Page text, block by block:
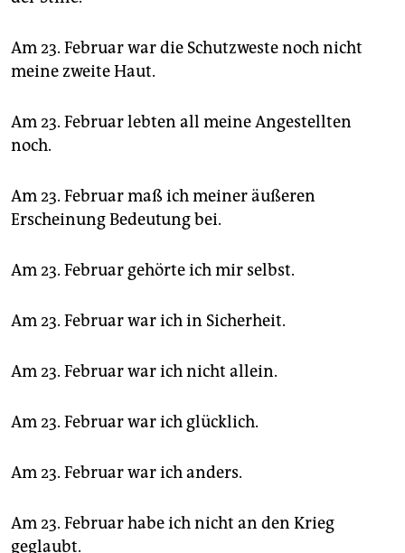
Am 23. Februar war die Schutzweste noch nicht
meine zweite Haut.
Am 23. Februar lebten all meine Angestellten
noch.
Am 23. Februar maß ich meiner äußeren
Erscheinung Bedeutung bei.
Am 23. Februar gehörte ich mir selbst.
Am 23. Februar war ich in Sicherheit.
Am 23. Februar war ich nicht allein.
Am 23. Februar war ich glücklich.
Am 23. Februar war ich anders.
Am 23. Februar habe ich nicht an den Krieg
geglaubt.